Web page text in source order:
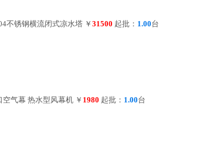
不锈钢横流闭式凉水塔 ￥ 31500 起批： 1.00台
气幕 热水型风幕机 ￥ 1980 起批： 1.00台